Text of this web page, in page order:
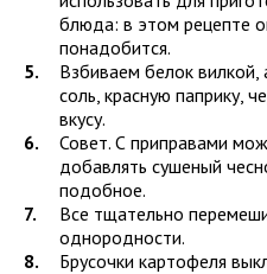
блюда: в этом рецепте
понадобится.
Взбиваем белок
соль, красную паприку,
вкусу.
Совет. С приправами
добавлять сушеный
подобное.
Все тщательно
однородности.
Брусочки картофеля